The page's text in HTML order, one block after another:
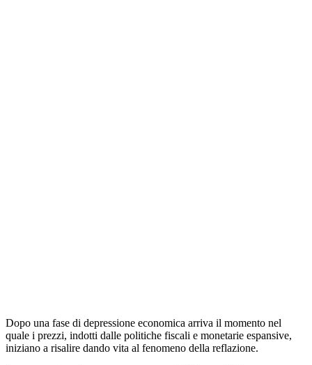
Dopo una fase di depressione economica arriva il momento nel
quale i prezzi, indotti dalle politiche fiscali e monetarie espansive,
iniziano a risalire dando vita al fenomeno della reflazione.